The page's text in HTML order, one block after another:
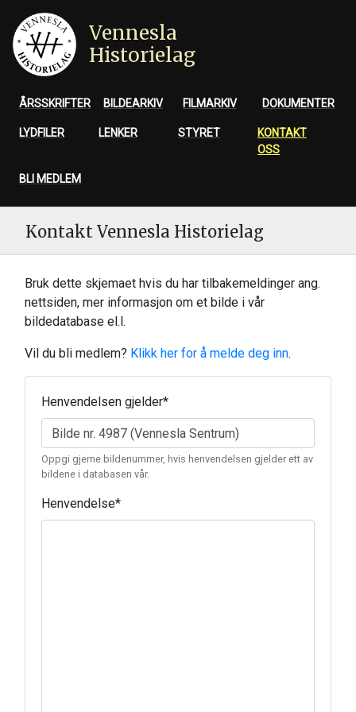
Vennesla
Historielag
ÅRSSKRIFTER BILDEARKIV FILMARKIV DOKUMENTER
LYDFILER LENKER STYRET
KONTAKT
OSS
BLI MEDLEM
Kontakt Vennesla Historielag
Bruk dette skjemaet hvis du har tilbakemeldinger ang.
nettsiden, mer informasjon om et bilde i vår
bildedatabase el.l.
Vil du bli medlem? Klikk her for å melde deg inn.
Henvendelsen gjelder*
Oppgi gjerne bildenummer, hvis henvendelsen gjelder ett av
bildene i databasen vår.
Henvendelse*